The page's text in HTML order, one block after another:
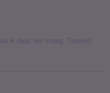
ik daar om vraag. Thanks!